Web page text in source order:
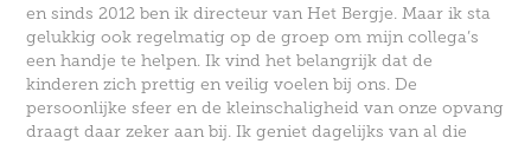
en sinds 2012 ben ik directeur van Het Bergje. Maar ik sta
gelukkig ook regelmatig op de groep om mijn collega’s
een handje te helpen.Ik vind het belangrijk dat de
kinderen zich prettig en veilig voelen bij ons. De
persoonlijke sfeer en de kleinschaligheid van onze opvang
draagt daar zeker aan bij. Ik geniet dagelijks van al die